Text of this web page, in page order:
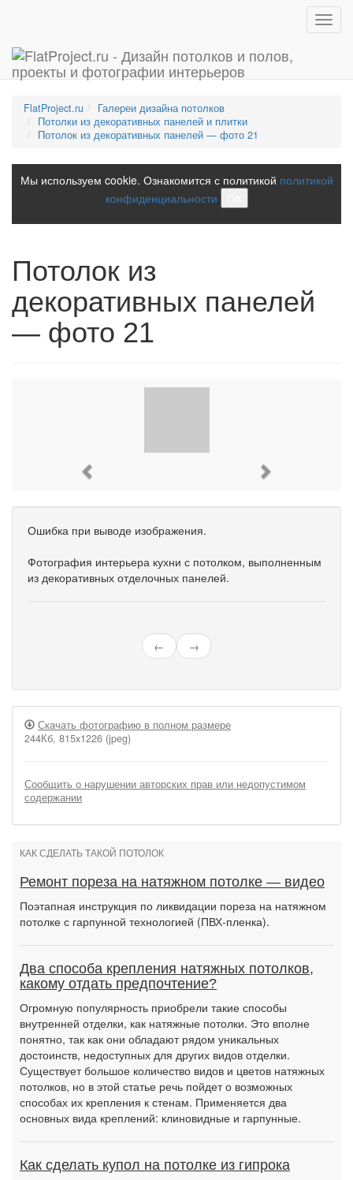
FlatProject.ru
Галереи дизайна потолков
Потолки из декоративных панелей и плитки
Потолок из декоративных панелей — фото 21
Мы используем cookie. Ознакомится с политикой политикой
конфиденциальности
Потолок из
декоративных панелей
— фото 21
Ошибка при выводе изображения.
Фотография интерьера кухни с потолком, выполненным
из декоративных отделочных панелей.
← →
Скачать фотографию в полном размере
244Кб, 815x1226 (jpeg)
Сообщить о нарушении авторских прав или недопустимом
содержании
КАК СДЕЛАТЬ ТАКОЙ ПОТОЛОК
Ремонт пореза на натяжном потолке — видео
Поэтапная инструкция по ликвидации пореза на натяжном
потолке с гарпунной технологией (ПВХ-пленка).
Два способа крепления натяжных потолков,
какому отдать предпочтение?
Огромную популярность приобрели такие способы
внутренней отделки, как натяжные потолки. Это вполне
понятно, так как они обладают рядом уникальных
достоинств, недоступных для других видов отделки.
Существует большое количество видов и цветов натяжных
потолков, но в этой статье речь пойдет о возможных
способах их крепления к стенам. Применяется два
основных вида креплений: клиновидные и гарпунные.
Как сделать купол на потолке из гипрока